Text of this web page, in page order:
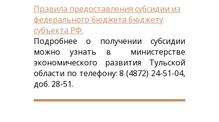
Правила предоставления субсидии из
федерального бюджета бюджету
субъекта РФ.
Подробнее о получении субсидии
можно узнать в министерстве
экономического развития Тульской
области по телефону: 8 (4872) 24-51-04,
доб. 28-51.